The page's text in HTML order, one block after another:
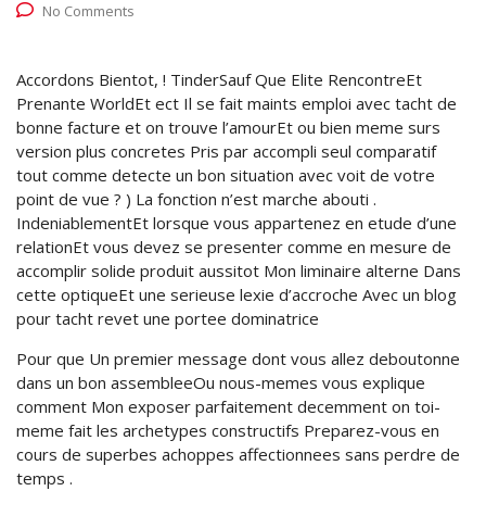
No Comments
Accordons Bientot, ! TinderSauf Que Elite RencontreEt
Prenante WorldEt ect Il se fait maints emploi avec tacht de
bonne facture et on trouve l’amourEt ou bien meme surs
version plus concretes Pris par accompli seul comparatif
tout comme detecte un bon situation avec voit de votre
point de vue ? ) La fonction n’est marche abouti .
IndeniablementEt lorsque vous appartenez en etude d’une
relationEt vous devez se presenter comme en mesure de
accomplir solide produit aussitot Mon liminaire alterne Dans
cette optiqueEt une serieuse lexie d’accroche Avec un blog
pour tacht revet une portee dominatrice
Pour que Un premier message dont vous allez deboutonne
dans un bon assembleeOu nous-memes vous explique
comment Mon exposer parfaitement decemment on toi-
meme fait les archetypes constructifs Preparez-vous en
cours de superbes achoppes affectionnees sans perdre de
temps .